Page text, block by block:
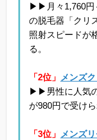
▶▶月々1,760円
の脱毛器「クリ
照射スピードが
る。
「2位」
メンズ
▶▶男性に人気
が980円で受けら
「3位」
メンズ